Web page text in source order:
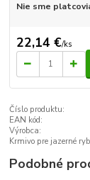
Nie sme
22,14 €/ks
Číslo produktu:
EAN kód:
Výrobca:
Krmivo pre jazerné
Podobné